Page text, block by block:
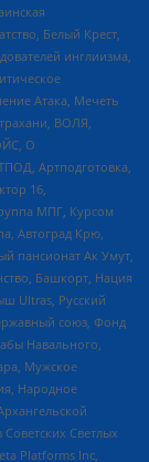
Белый Крест,
инглиизма,
Атака, Мечеть
ВОЛЯ,
О
Артподготовка,
16,
МПГ, Курсом
Автоград Крю,
пансионат Ак Умут,
Башкорт, Нация
Ultras, Русский
союз, Фонд
Навального,
Мужское
Народное
Светлых
Platforms Inc,